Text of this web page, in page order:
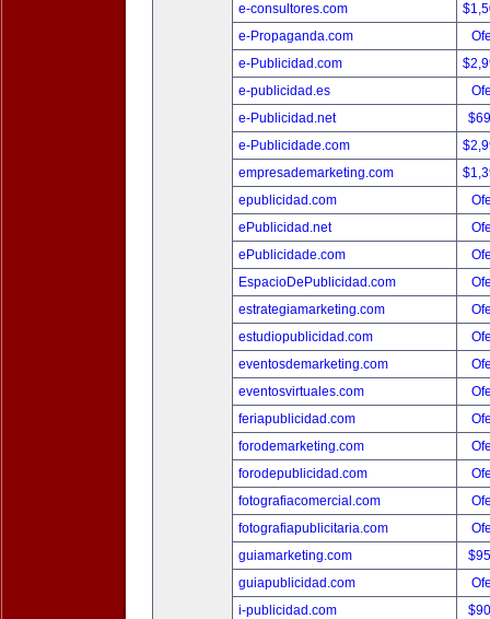
e-consultores.com
e-Propaganda.com
e-Publicidad.com
e-publicidad.es
e-Publicidad.net
e-Publicidade.com
empresademarketing.com
epublicidad.com
ePublicidad.net
ePublicidade.com
EspacioDePublicidad.com
estrategiamarketing.com
estudiopublicidad.com
eventosdemarketing.com
eventosvirtuales.com
feriapublicidad.com
forodemarketing.com
forodepublicidad.com
fotografiacomercial.com
fotografiapublicitaria.com
guiamarketing.com
guiapublicidad.com
i-publicidad.com